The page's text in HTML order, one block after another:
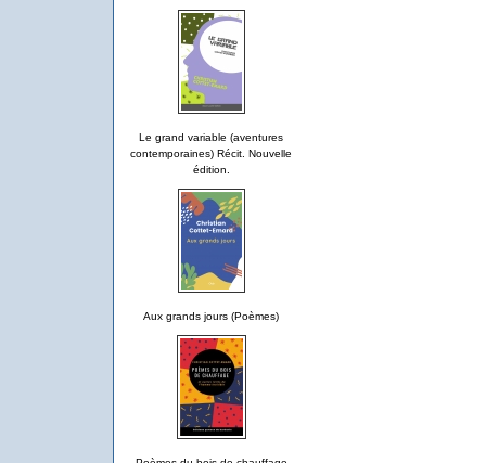
Le grand variable (aventures
contemporaines) Récit. Nouvelle
édition.
Aux grands jours (Poèmes)